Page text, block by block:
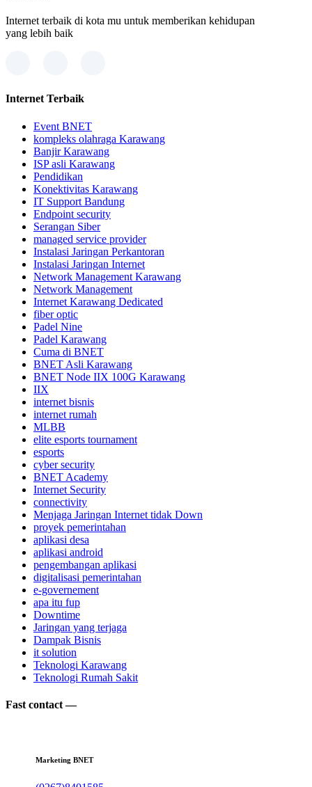
Internet terbaik di kota mu untuk memberikan kehidupan
yang lebih baik
Internet Terbaik
Event BNET
kompleks olahraga Karawang
Banjir Karawang
ISP asli Karawang
Pendidikan
Konektivitas Karawang
IT Support Bandung
Endpoint security
Serangan Siber
managed service provider
Instalasi Jaringan Perkantoran
Instalasi Jaringan Internet
Network Management Karawang
Network Management
Internet Karawang Dedicated
fiber optic
Padel Nine
Padel Karawang
Cuma di BNET
BNET Asli Karawang
BNET Node IIX 100G Karawang
IIX
internet bisnis
internet rumah
MLBB
elite esports tournament
esports
cyber security
BNET Academy
Internet Security
connectivity
Menjaga Jaringan Internet tidak Down
proyek pemerintahan
aplikasi desa
aplikasi android
pengembangan aplikasi
digitalisasi pemerintahan
e-governement
apa itu fup
Downtime
Jaringan yang terjaga
Dampak Bisnis
it solution
Teknologi Karawang
Teknologi Rumah Sakit
Fast contact —
Marketing BNET